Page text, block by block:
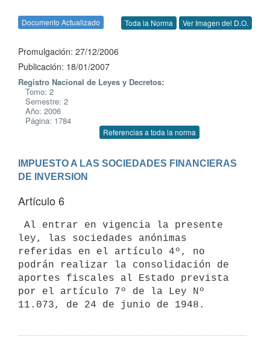
Documento Actualizado Toda la Norma Ver Imagen del D.O.
Promulgación: 27/12/2006
Publicación: 18/01/2007
Registro Nacional de Leyes y Decretos:
Tomo: 2
Semestre: 2
Año: 2006
Página: 1784
Referencias a toda la norma
IMPUESTO A LAS SOCIEDADES FINANCIERAS
DE INVERSION
Artículo 6
ley, las sociedades anónimas
referidas en el artículo 4º, no
podrán realizar la consolidación de
aportes fiscales al Estado prevista
por el artículo 7º de la Ley Nº